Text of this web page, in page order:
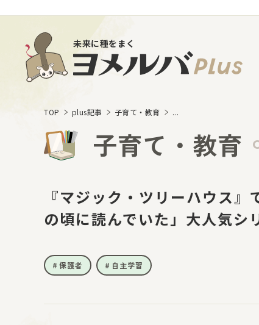
未来に種をまく
TOP plus記事 子育て・教育 ...
子育て・教育
『マジック・ツリーハウス
の頃に読んでいた」大人気
保護者 自主学習